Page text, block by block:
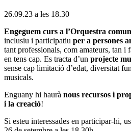
26.09.23 a les 18.30
Engeguem curs a l’Orquestra
inclusiu i participatiu per a persones
tant professionals, com amateurs, tan i
en tens cap. Es tracta d’un projecte
sense cap limitació d’edat, diversitat
musicals.
Enguany hi haurà nous recursos i
i la creació!
Si esteu interessades en participar-hi,